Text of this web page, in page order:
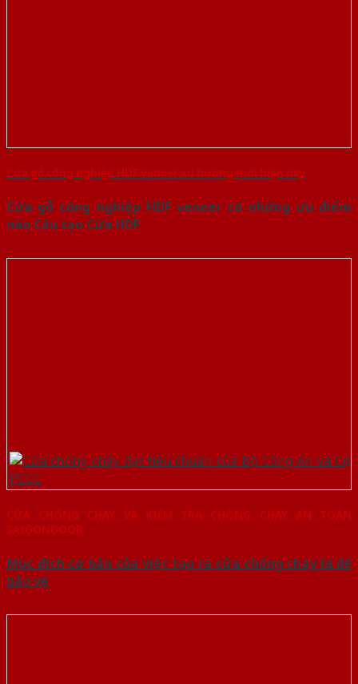
Cửa gỗ công nghiệp HDF veneer xu hướng mới hiện nay
Cửa gỗ công nghiệp HDF veneer có những ưu điểm
nào Cấu tạo Cửa HDF
CỬA CHỐNG CHÁY VÀ KIỂM TRA CHỐNG CHÁY AN TOÀN
SAIGONDOOR
Mục đích cơ bản của việc tạo ra cửa chống cháy là để
bảo vệ